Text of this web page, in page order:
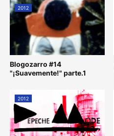
2012
Blogozarro #14
"¡Suavemente!" parte.1
2012